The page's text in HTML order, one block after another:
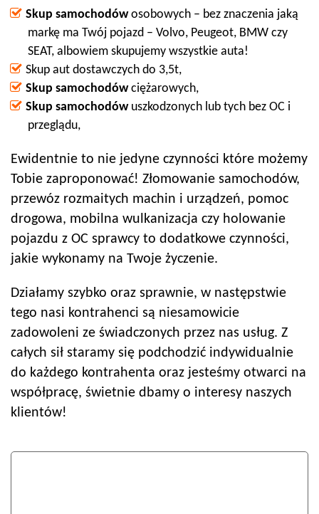
Skup samochodówosobowych – bez znaczenia jaką
markę ma Twój pojazd – Volvo, Peugeot, BMW czy
SEAT, albowiem skupujemy wszystkie auta!
Skup aut dostawczych do 3,5t,
Skup samochodówciężarowych,
Skup samochodówuszkodzonych lub tych bez OC i
przeglądu,
Ewidentnie to nie jedyne czynności które możemy
Tobie zaproponować! Złomowanie samochodów,
przewóz rozmaitych machin i urządzeń, pomoc
drogowa, mobilna wulkanizacja czy holowanie
pojazdu z OC sprawcy to dodatkowe czynności,
jakie wykonamy na Twoje życzenie.
Działamy szybko oraz sprawnie, w następstwie
tego nasi kontrahenci są niesamowicie
zadowoleni ze świadczonych przez nas usług. Z
całych sił staramy się podchodzić indywidualnie
do każdego kontrahenta oraz jesteśmy otwarci na
współpracę, świetnie dbamy o interesy naszych
klientów!